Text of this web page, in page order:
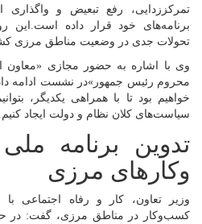
تمرکززدایی، رفع تبعیض و واگذاری
برنامه‌های خود قرار داده‌ است.این
تحولات جدی در وضعیت مناطق مرزی
وی با اشاره به حضور مجازی «معاون
محروم رئیس جمهور»در نشست ادامه
خواهیم بود تا با همراهی یکدیگر،
سیاست‌های کلان نظام و دولت ایجاد کنیم.
تدوین برنامه
وکارهای مرزی
وزیر تعاون، کار و رفاه اجتماعی